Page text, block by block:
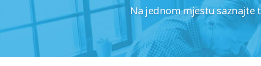
Na jednom mjestu saznajte